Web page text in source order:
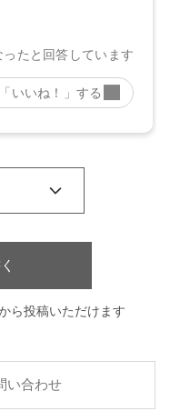
ら投稿いただけます
い合わせ